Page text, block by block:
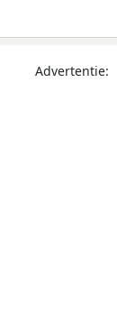
Advertentie: